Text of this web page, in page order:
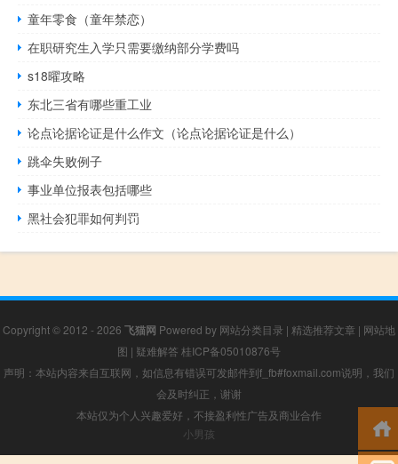
童年零食（童年禁恋）
在职研究生入学只需要缴纳部分学费吗
s18曜攻略
东北三省有哪些重工业
论点论据论证是什么作文（论点论据论证是什么）
跳伞失败例子
事业单位报表包括哪些
黑社会犯罪如何判罚
Copyright © 2012 - 2026 飞猫网 Powered by 网站分类目录 | 精选推荐文章 | 网站地
图 | 疑难解答 桂ICP备05010876号
声明：本站内容来自互联网，如信息有错误可发邮件到f_fb#foxmail.com说明，我们
会及时纠正，谢谢
本站仅为个人兴趣爱好，不接盈利性广告及商业合作
小男孩